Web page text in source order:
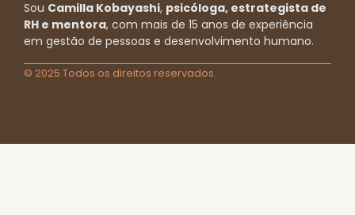
Sou Camilla Kobayashi, psicóloga, estrategista de
RH e mentora, com mais de 15 anos de experiência
em gestão de pessoas e desenvolvimento humano.
© 2025 Todos os direitos reservados.